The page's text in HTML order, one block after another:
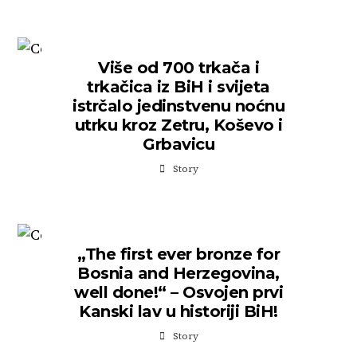
Više od 700 trkača i
trkačica iz BiH i svijeta
istrčalo jedinstvenu noćnu
utrku kroz Zetru, Koševo i
Grbavicu
Story
„The first ever bronze for
Bosnia and Herzegovina,
well done!“ – Osvojen prvi
Kanski lav u historiji BiH!
Story